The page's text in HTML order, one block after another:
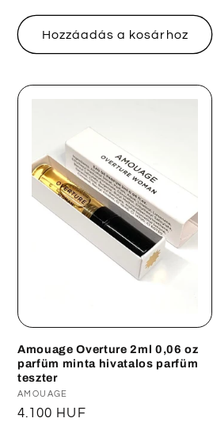
Hozzáadás a kosárhoz
Amouage Overture 2ml 0,06 oz
parfüm minta hivatalos parfüm
teszter
Forgalmazó:
AMOUAGE
Normál
4.100 HUF